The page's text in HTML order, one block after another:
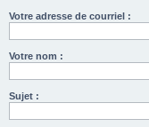
Votre adresse de courriel :
Votre nom :
Sujet :